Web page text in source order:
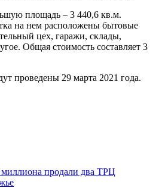
площадь – 3 440,6 кв.м.
на нем расположены бытовые
цех, гаражи, склады,
Общая стоимость составляет 3
проведены 29 марта 2021 года.
миллиона продали два ТРЦ